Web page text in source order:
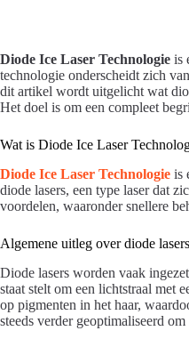
Diode Ice Laser Technologie is
technologie onderscheidt zich
dit artikel wordt uitgelicht wat
Het doel is om een compleet
Wat is Diode Ice Laser
Diode Ice Laser Technologie is
diode lasers, een type laser dat
voordelen, waaronder snellere
Algemene uitleg over diode lasers
Diode lasers worden vaak
staat stelt om een lichtstraal met
op pigmenten in het haar,
steeds verder geoptimaliseerd